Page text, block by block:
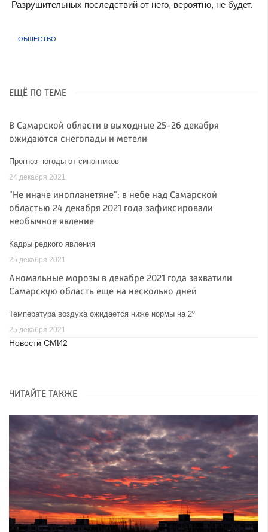
Разрушительных последствий от него, вероятно, не будет.
ОБЩЕСТВО
ЕЩЁ ПО ТЕМЕ
В Самарской области в выходные 25-26 декабря
ожидаются снегопады и метели
Прогноз погоды от синоптиков
24 декабря 2021
"Не иначе инопланетяне": в небе над Самарской
областью 24 декабря 2021 года зафиксировали
необычное явление
Кадры редкого явления
25 декабря 2021
Аномальные морозы в декабре 2021 года захватили
Самарскую область еще на несколько дней
Температура воздуха ожидается ниже нормы на 2º
25 декабря 2021
Новости СМИ2
ЧИТАЙТЕ ТАКЖЕ